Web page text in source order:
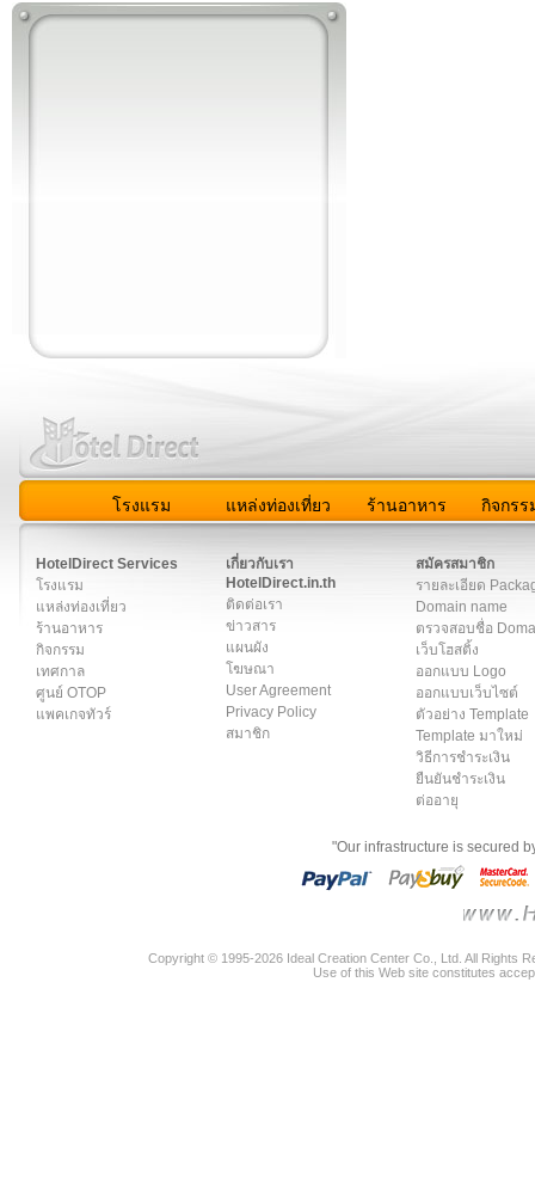
โรงแรม แหล่งท่องเที่ยว ร้านอาหาร กิจกรร
HotelDirect Services
โรงแรม
แหล่งท่องเที่ยว
ร้านอาหาร
กิจกรรม
เทศกาล
ศูนย์ OTOP
แพคเกจทัวร์
เกี่ยวกับเรา
HotelDirect.in.th
ติดต่อเรา
ข่าวสาร
แผนผัง
โฆษณา
User Agreement
Privacy Policy
สมาชิก
สมัครสมาชิก
รายละเอียด
Domain name
ตรวจสอบชื่อ
เว็บโฮสติ้ง
ออกแบบ Logo
ออกแบบเว็บไซต์
ตัวอย่าง Template
Template มาใหม่
วิธีการชำระเงิน
ยืนยันชำระเงิน
ต่ออายุ
"Our infrastructure is secured
Copyright © 1995-2026 Ideal Creation Center Co., Ltd. All Rights
Use of this Web site constitutes